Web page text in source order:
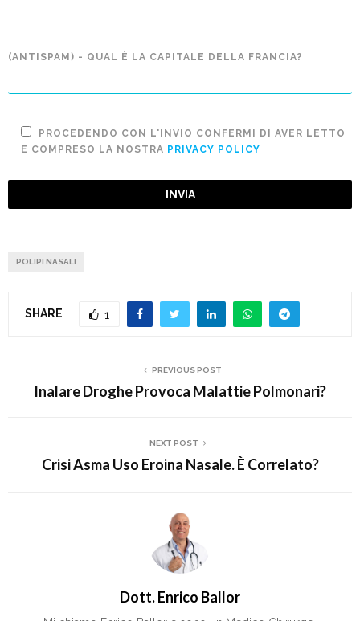
(ANTISPAM) - QUAL È LA CAPITALE DELLA FRANCIA?
PROCEDENDO CON L'INVIO CONFERMI DI AVER LETTO
E COMPRESO LA NOSTRA PRIVACY POLICY
POLIPI NASALI
SHARE 1
PREVIOUS POST
Inalare Droghe Provoca Malattie Polmonari?
NEXT POST
Crisi Asma Uso Eroina Nasale. È Correlato?
Dott. Enrico Ballor